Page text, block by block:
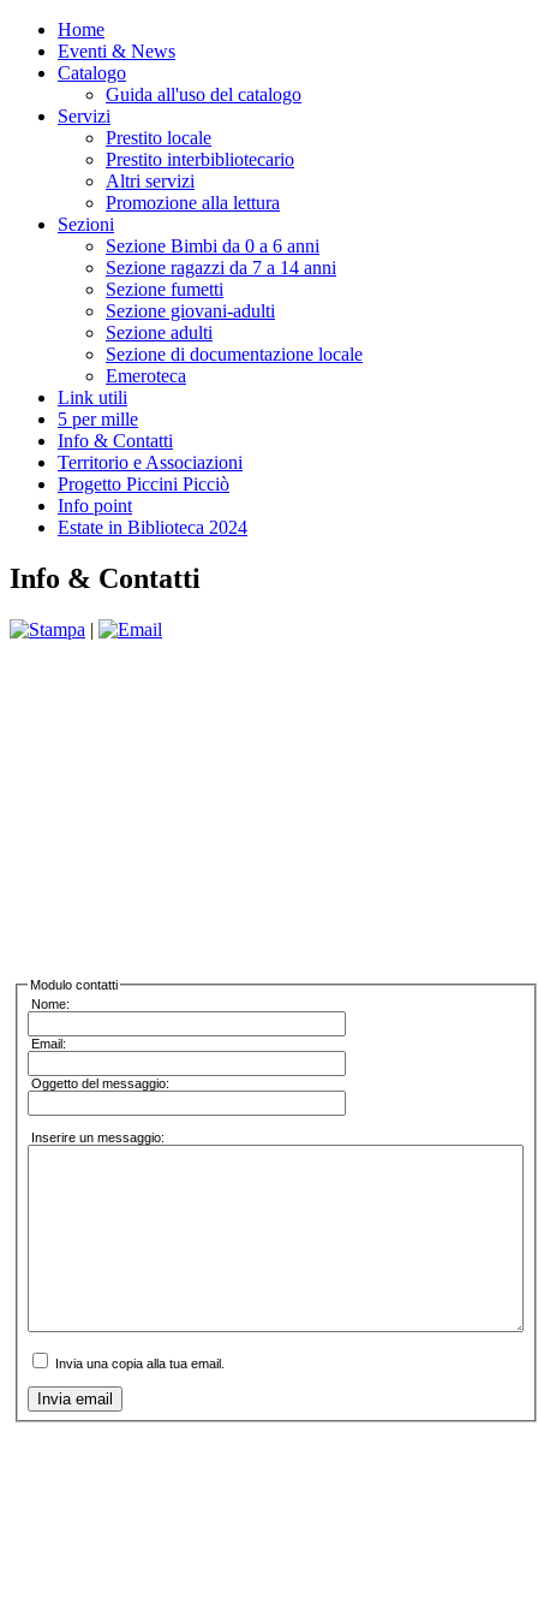
Home
Eventi & News
Catalogo
Guida all'uso del catalogo
Servizi
Prestito locale
Prestito interbibliotecario
Altri servizi
Promozione alla lettura
Sezioni
Sezione Bimbi da 0 a 6 anni
Sezione ragazzi da 7 a 14 anni
Sezione fumetti
Sezione giovani-adulti
Sezione adulti
Sezione di documentazione locale
Emeroteca
Link utili
5 per mille
Info & Contatti
Territorio e Associazioni
Progetto Piccini Picciò
Info point
Estate in Biblioteca 2024
Info & Contatti
|
Modulo contatti
Nome:
Email:
Oggetto del messaggio:
Inserire un messaggio:
Invia una copia alla tua email.
Invia email